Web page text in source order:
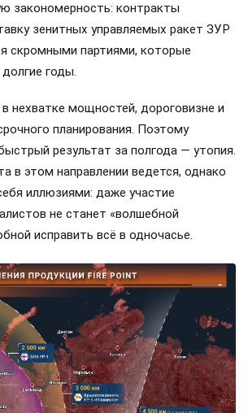
закономерность: контракты
зенитных управляемых ракет ЗУР
скромными партиями, которые
годы.
нехватке мощностей, дороговизне и
планирования. Поэтому
результат за полгода — утопия.
в этом направлении ведется, однако
иллюзиями: даже участие
не станет «волшебной
исправить всё в одночасье.